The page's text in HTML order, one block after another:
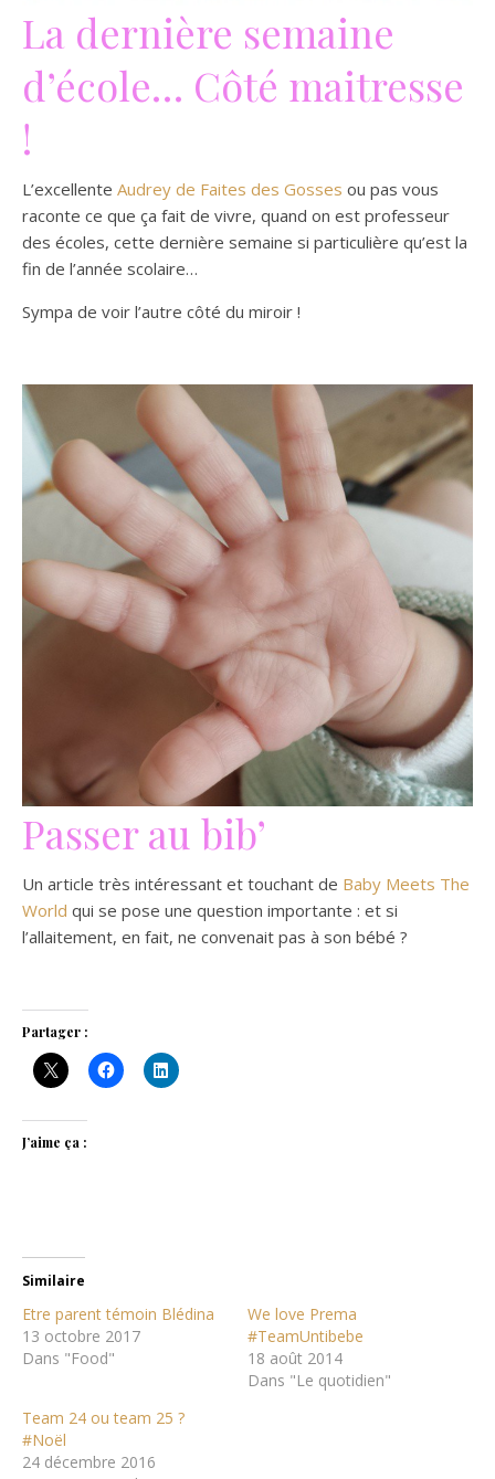
La dernière semaine
d’école… Côté maitresse
!
L’excellente Audrey de Faites des Gosses ou pas vous
raconte ce que ça fait de vivre, quand on est professeur
des écoles, cette dernière semaine si particulière qu’est la
fin de l’année scolaire…
Sympa de voir l’autre côté du miroir !
Passer au bib’
Un article très intéressant et touchant de Baby Meets The
World qui se pose une question importante : et si
l’allaitement, en fait, ne convenait pas à son bébé ?
Partager :
J’aime ça :
Similaire
Etre parent témoin Blédina
13 octobre 2017
Dans "Food"
We love Prema
#TeamUntibebe
18 août 2014
Dans "Le quotidien"
Team 24 ou team 25 ?
#Noël
24 décembre 2016